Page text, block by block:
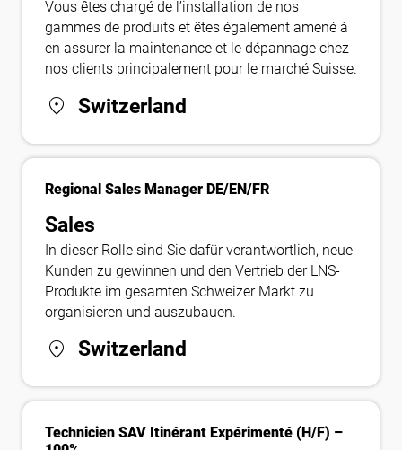
Vous êtes chargé de l’installation de nos
gammes de produits et êtes également amené à
en assurer la maintenance et le dépannage chez
nos clients principalement pour le marché Suisse.
location_on Switzerland
Regional Sales Manager DE/EN/FR
Sales
In dieser Rolle sind Sie dafür verantwortlich, neue
Kunden zu gewinnen und den Vertrieb der LNS-
Produkte im gesamten Schweizer Markt zu
organisieren und auszubauen.
location_on Switzerland
Technicien SAV Itinérant Expérimenté (H/F) –